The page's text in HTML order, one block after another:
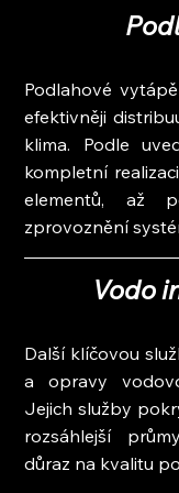
Podlahové
efektivněji
klima. Podle
kompletní
elementů, až
zprovoznění
Vodo
Další klíčovou
a opravy
Jejich služby
rozsáhlejší
důraz na kvalitu